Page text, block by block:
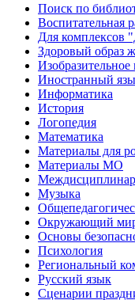
Поиск по
Воспитательная
Для комплексов
Здоровый образ
Изобразительное
Иностранный
Информатика
История
Логопедия
Математика
Материалы для
Материалы МО
Музыка
Окружающий
Основы
Психология
Региональный
Русский язык
Сценарии